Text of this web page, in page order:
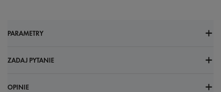
PARAMETRY
ZADAJ PYTANIE
OPINIE